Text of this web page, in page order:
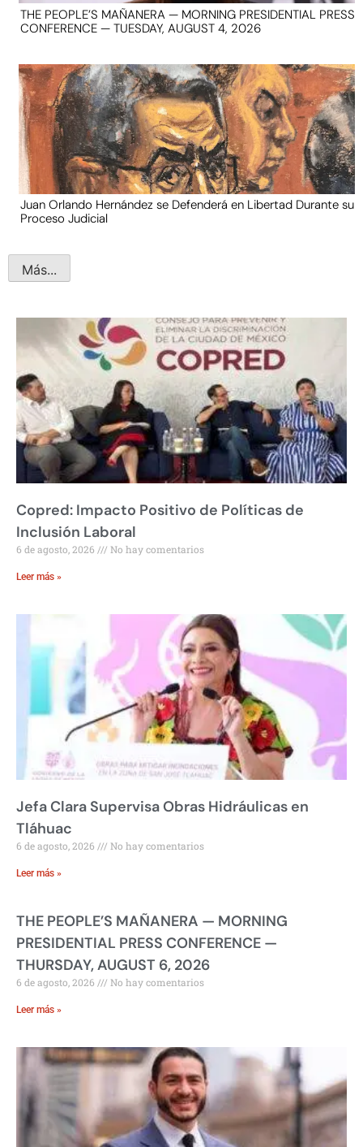
THE PEOPLE’S MAÑANERA — MORNING PRESIDENTIAL PRESS
CONFERENCE — TUESDAY, AUGUST 4, 2026
Juan Orlando Hernández se Defenderá en Libertad Durante su
Proceso Judicial
Más...
Copred: Impacto Positivo de Políticas de
Inclusión Laboral
6 de agosto, 2026 No hay comentarios
Leer más »
Jefa Clara Supervisa Obras Hidráulicas en
Tláhuac
6 de agosto, 2026 No hay comentarios
Leer más »
THE PEOPLE’S MAÑANERA — MORNING
PRESIDENTIAL PRESS CONFERENCE —
THURSDAY, AUGUST 6, 2026
6 de agosto, 2026 No hay comentarios
Leer más »